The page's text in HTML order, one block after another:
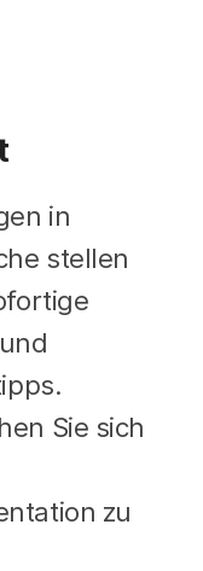
in
stellen
Sie sich
zu